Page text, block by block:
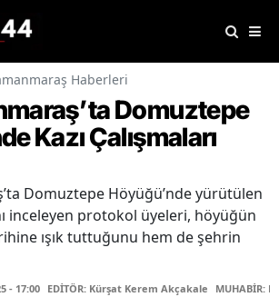
Haberleri
Domuztepe
Kazı Çalışmaları
Domuztepe Höyüğü’nde yürütülen
inceleyen protokol üyeleri, höyüğün
ışık tuttuğunu hem de şehrin
- 17:00 EDİTÖR: Kürşat Kerem Akçakale MUHABİR: